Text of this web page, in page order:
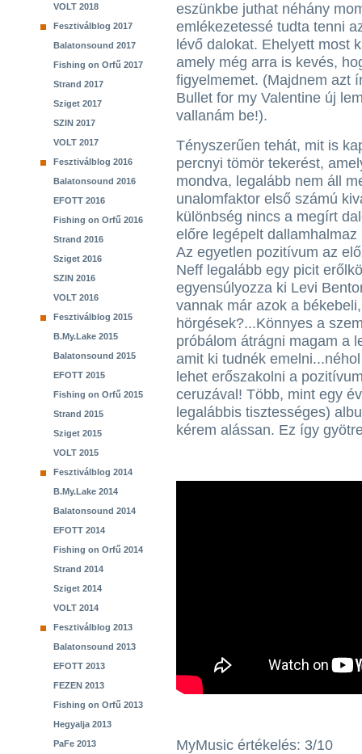
VOLT 2018
Fesztiválblog 2017
Balatonsound 2017
Fishing on Orfű 2017
Strand 2017
Sziget 2017
SZIN 2017
VOLT 2017
Fesztiválblog 2016
Balatonsound 2016
EFOTT 2016
Fishing on Orfű 2016
Strand 2016
Sziget 2016
SZIN 2016
VOLT 2016
Fesztiválblog 2015
B.My.Lake 2015
Balatonsound 2015
EFOTT 2015
Fishing on Orfű 2015
Strand 2015
Sziget 2015
VOLT 2015
Fesztiválblog 2014
B.My.Lake 2014
Balatonsound 2014
EFOTT 2014
Fishing on Orfű 2014
Strand 2014
Sziget 2014
VOLT 2014
Fesztiválblog 2013
Balatonsound 2013
EFOTT 2013
FEZEN 2013
Fishing on Orfű 2013
Hegyalja 2013
PaFe 2013
eszünkbe juthat néhány
emlékezetessé tudta tenni
lévő dalokat. Ehelyett most
amely még arra is kevés,
figyelmemet. (Majdnem azt
Bullet for my Valentine új
vallanám be!).
Tényszerűen tehát, mit is
percnyi tömör tekerést,
mondva, legalább nem áll
unalomfaktor első számú
különbség nincs a megírt
előre legépelt
Az egyetlen pozitívum az
Neff legalább egy picit
egyensúlyozza ki Levi
vannak már azok a
hörgések?...Könnyes a
próbálom átrágni magam a
amit ki tudnék
lehet erőszakolni a
ceruzával! Több, mint egy
legalábbis tisztességes)
kérem alássan. Ez így
MyMusic értékelés: 3/10